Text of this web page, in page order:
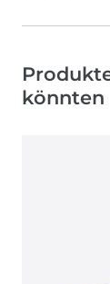
könnten